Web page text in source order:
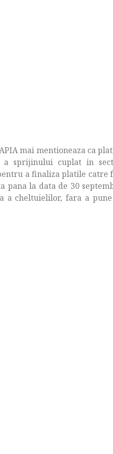
mai mentioneaza ca
sprijinului cuplat in
a finaliza platile catre
la data de 30
a cheltuielilor, fara a